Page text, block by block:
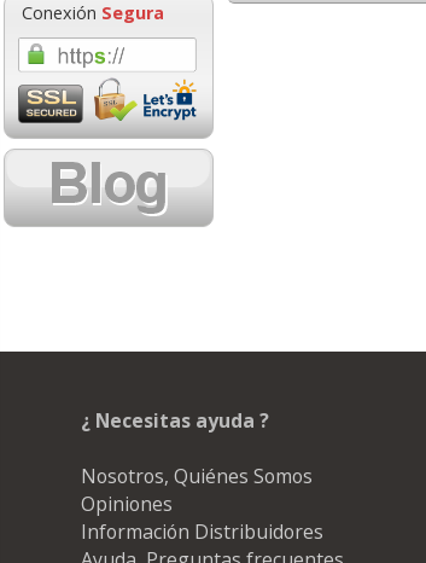
Conexión Segura
N9K06AE
desde: 14,87
¿ Necesitas ayuda ?
Nosotros, Quiénes Somos
Opiniones
Información Distribuidores